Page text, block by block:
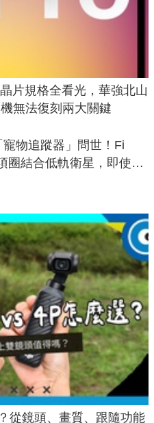
片規格全看光，華強北山
無法復刻兩大關鍵
物追蹤器」問世！Fi
圈結合低軌衛星，即使在
從鏡頭、畫質、跟隨功能